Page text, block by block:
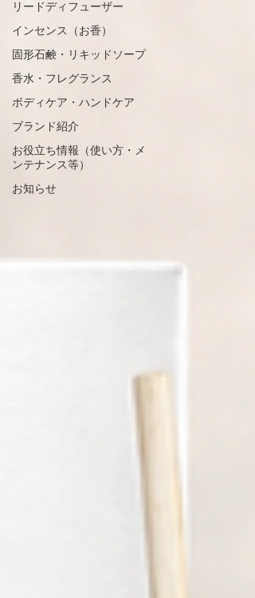
リードディフューザー
インセンス（お香）
固形石鹸・リキッドソープ
香水・フレグランス
ボディケア・ハンドケア
ブランド紹介
お役立ち情報（使い方・メ
ンテナンス等）
お知らせ